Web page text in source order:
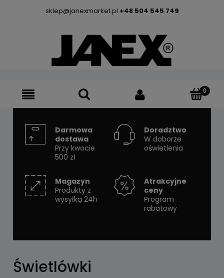
sklep@janexmarket.pl +48 504 545 749
Darmowa
dostawa
Przy kwocie
500 zł
Doradztwo
W doborze
oświetlenia
Magazyn
Produkty z
wysyłką 24h
Atrakcyjne
ceny
Program
rabatowy
Świetlówki